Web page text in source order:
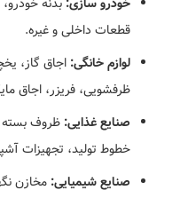
قطعات داخلی و غیره.
لوازم خانگی: اجاق گاز،
ظرفشویی، فریزر، اجاق
صنایع غذایی: ظروف بسته
خطوط تولید، تجهیزات
صنایع شیمیایی: مخازن